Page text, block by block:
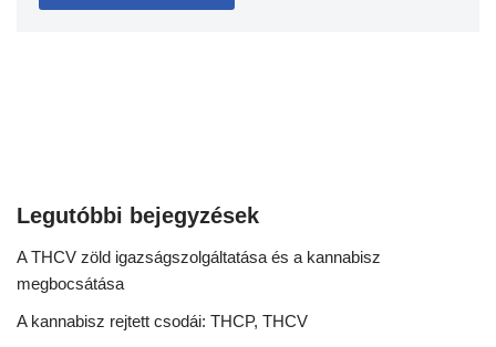
Legutóbbi bejegyzések
A THCV zöld igazságszolgáltatása és a kannabisz
megbocsátása
A kannabisz rejtett csodái: THCP, THCV